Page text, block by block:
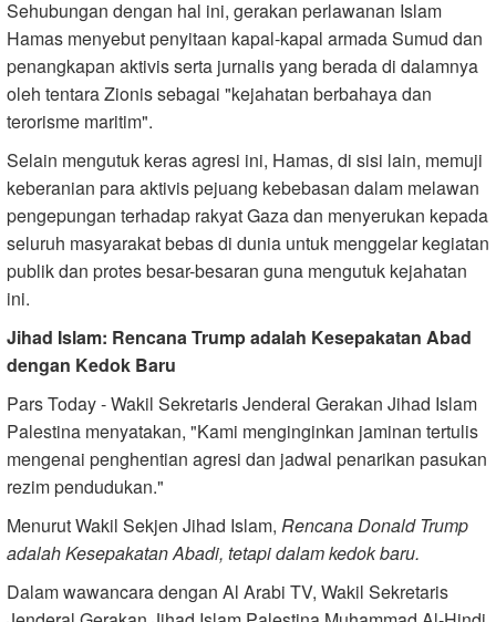
Sehubungan dengan hal ini, gerakan perlawanan Islam
Hamas menyebut penyitaan kapal-kapal armada Sumud dan
penangkapan aktivis serta jurnalis yang berada di dalamnya
oleh tentara Zionis sebagai "kejahatan berbahaya dan
terorisme maritim".
Selain mengutuk keras agresi ini, Hamas, di sisi lain, memuji
keberanian para aktivis pejuang kebebasan dalam melawan
pengepungan terhadap rakyat Gaza dan menyerukan kepada
seluruh masyarakat bebas di dunia untuk menggelar kegiatan
publik dan protes besar-besaran guna mengutuk kejahatan
ini.
Jihad Islam: Rencana Trump adalah Kesepakatan Abad
dengan Kedok Baru
Pars Today - Wakil Sekretaris Jenderal Gerakan Jihad Islam
Palestina menyatakan, "Kami menginginkan jaminan tertulis
mengenai penghentian agresi dan jadwal penarikan pasukan
rezim pendudukan."
Menurut Wakil Sekjen Jihad Islam, Rencana Donald Trump
adalah Kesepakatan Abadi, tetapi dalam kedok baru.
Dalam wawancara dengan Al Arabi TV, Wakil Sekretaris